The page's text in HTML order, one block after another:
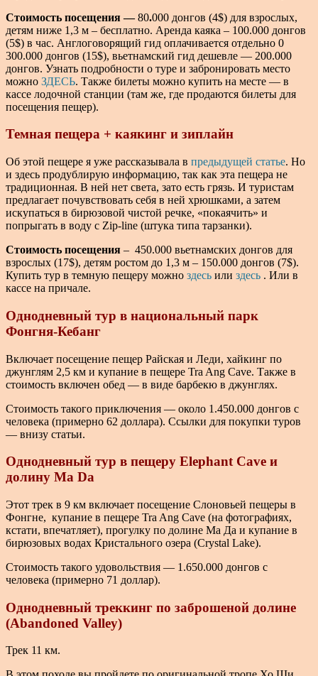
Стоимость посещения —80.000 донгов (4$) для взрослых,
детям ниже 1,3 м – бесплатно. Аренда каяка – 100.000 донгов
(5$) в час. Англоговорящий гид оплачивается отдельно 0
300.000 донгов (15$), вьетнамский гид дешевле — 200.000
донгов. Узнать подробности о туре и забронировать место
можно ЗДЕСЬ. Также билеты можно купить на месте — в
кассе лодочной станции (там же, где продаются билеты для
посещения пещер).
Темная пещера + каякинг и зиплайн
Об этой пещере я уже рассказывала в предыдущей статье. Но
и здесь продублирую информацию, так как эта пещера не
традиционная. В ней нет света, зато есть грязь. И туристам
предлагает почувствовать себя в ней хрюшками, а затем
искупаться в бирюзовой чистой речке, «покаячить» и
попрыгать в воду с Zip-line (штука типа тарзанки).
Стоимость посещения – 450.000 вьетнамских донгов для
взрослых (17$), детям ростом до 1,3 м – 150.000 донгов (7$).
Купить тур в темную пещеру можно здесь или здесь . Или в
кассе на причале.
Однодневный тур в национальный парк
Фонгня-Кебанг
Включает посещение пещер Райская и Леди, хайкинг по
джунглям 2,5 км и купание в пещере Tra Ang Cave. Также в
стоимость включен обед — в виде барбекю в джунглях.
Стоимость такого приключения — около 1.450.000 донгов с
человека (примерно 62 доллара). Ссылки для покупки туров
— внизу статьи.
Однодневный тур в пещеру Elephant Cave и
долину Ma Da
Этот трек в 9 км включает посещение Слоновьей пещеры в
Фонгне, купание в пещере Tra Ang Cave (на фотографиях,
кстати, впечатляет), прогулку по долине Ма Да и купание в
бирюзовых водах Кристального озера (Crystal Lake).
Стоимость такого удовольствия — 1.650.000 донгов с
человека (примерно 71 доллар).
Однодневный треккинг по заброшеной долине
(Abandoned Valley)
Трек 11 км.